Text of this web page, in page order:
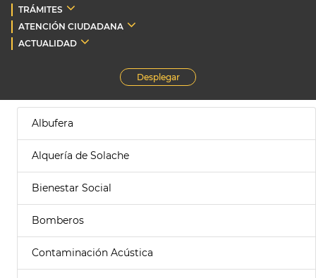
TRÁMITES
ATENCIÓN CIUDADANA
ACTUALIDAD
Desplegar
Albufera
Alquería de Solache
Bienestar Social
Bomberos
Contaminación Acústica